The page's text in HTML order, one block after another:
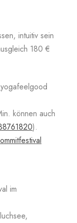
intuitiv sein
180 €
können auch
).
im